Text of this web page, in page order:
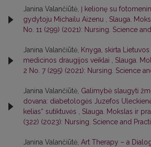
Janina Valančiūtė, Į kelionę su
gydytoju Michailu Aizenu , Slauga.
No. 11 (299) (2021): Nursing. Science
Janina Valančiūtė, Knyga, skirta
medicinos draugijos veiklai , Slauga.
2 No. 7 (295) (2021): Nursing. Science
Janina Valančiūtė, Galimybė slaugyti
dovana: diabetologės Juzefos
kelias“ sutiktuvės , Slauga. Mokslas ir
(322) (2023): Nursing. Science and
Janina Valančiūtė, Art Therapy – a